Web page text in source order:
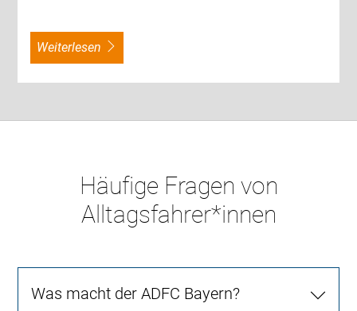
weiterlesen
Häufige Fragen von
Alltagsfahrer*innen
Was macht der ADFC Bayern?